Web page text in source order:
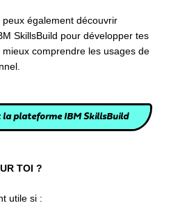
peux également découvrir
SkillsBuild pour développer tes
comprendre les usages de
plateforme IBM SkillsBuild
TOI ?
utile si :